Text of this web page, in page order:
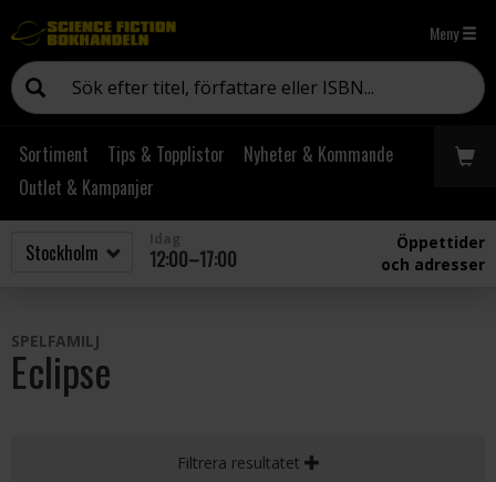
Meny
Sortiment Tips & Topplistor
Nyheter & Kommande
Outlet & Kampanjer
12:00–17:00
Öppettider
och adresser
SPELFAMILJ
Eclipse
Filtrera resultatet